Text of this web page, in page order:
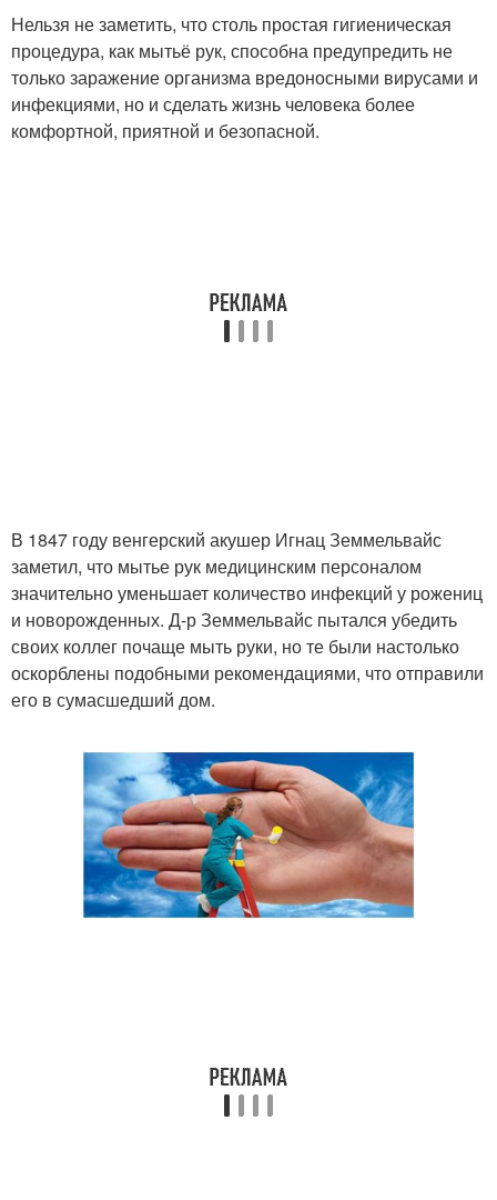
Нельзя не заметить, что столь простая гигиеническая
процедура, как мытьё рук, способна предупредить не
только заражение организма вредоносными вирусами и
инфекциями, но и сделать жизнь человека более
комфортной, приятной и безопасной.
В 1847 году венгерский акушер Игнац Земмельвайс
заметил, что мытье рук медицинским персоналом
значительно уменьшает количество инфекций у рожениц
и новорожденных. Д-р Земмельвайс пытался убедить
своих коллег почаще мыть руки, но те были настолько
оскорблены подобными рекомендациями, что отправили
его в сумасшедший дом.